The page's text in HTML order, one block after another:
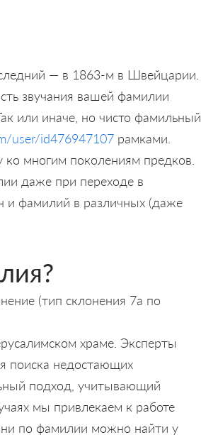
— в 1863-м в Швейцарии.
звучания вашей фамилии
или иначе, но чисто фамильный
user/id476947107 рамками.
ко многим поколениям предков.
даже при переходе в
и фамилий в различных (даже
(тип склонения 7a по
храме. Эксперты
поиска недостающих
подход, учитывающий
мы привлекаем к работе
по фамилии можно найти у